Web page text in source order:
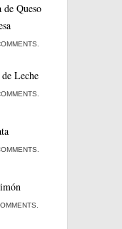
de Queso
Leche